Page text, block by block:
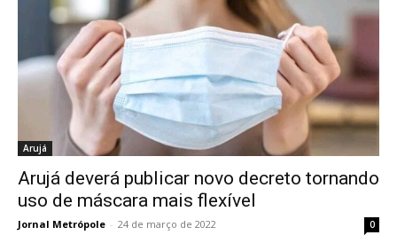
Arujá
Arujá deverá publicar novo decreto tornando
uso de máscara mais flexível
Jornal Metrópole - 24 de março de 2022 0